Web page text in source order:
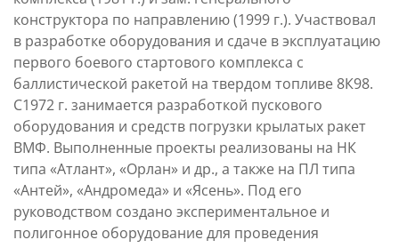
конструктора по направлению (1999 г.). Участвовал
в разработке оборудования и сдаче в эксплуатацию
первого боевого стартового комплекса с
баллистической ракетой на твердом топливе 8К98.
С1972 г. занимается разработкой пускового
оборудования и средств погрузки крылатых ракет
ВМФ. Выполненные проекты реализованы на НК
типа «Атлант», «Орлан» и др., а также на ПЛ типа
«Антей», «Андромеда» и «Ясень». Под его
руководством создано экспериментальное и
полигонное оборудование для проведения